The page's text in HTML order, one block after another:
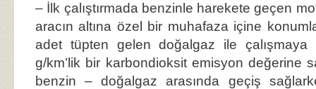
– İlk çalıştırmada benzinle harekete geçen
aracın altına özel bir muhafaza içine
adet tüpten gelen doğalgaz ile çalışmaya
g/km’lik bir karbondioksit emisyon değerine
benzin – doğalgaz arasında geçiş